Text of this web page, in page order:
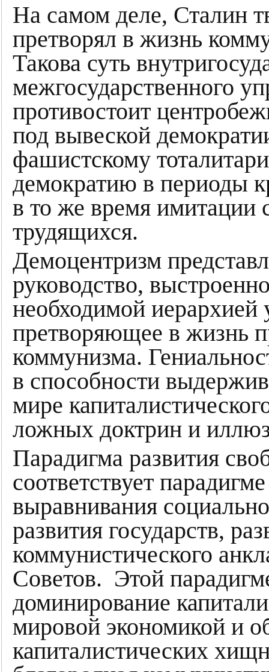
На самом деле, Сталин
претворял в жизнь
Такова суть
межгосударственного
противостоит
под вывеской
фашистскому
демократию в периоды
в то же время имитации
трудящихся.
Демоцентризм
руководство,
необходимой иерархией
претворяющее в жизнь
коммунизма.
в способности
мире
ложных доктрин и
Парадигма развития
соответствует
выравнивания
развития государств,
коммунистического
Советов. Этой
доминирование
мировой экономикой и
капиталистических